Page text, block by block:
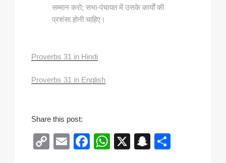
सम्‍मान करो; सभा-पंचायत में उसके कार्यों की
प्रशंसा होनी चाहिए।
Proverbs 31 in Hindi
Proverbs 31 in English
Share this post:
C
E
F
W
X
S